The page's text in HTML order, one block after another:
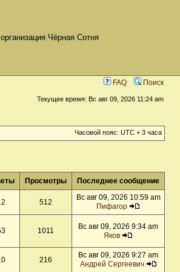
Чёрная Сотня
FAQ Поиск
Текущее время: Вс авг 09, 2026 11:24 am
Часовой пояс: UTC + 3 часа
Просмотры Последнее сообщение
512
Вс авг 09, 2026 10:59 am
Пифагор
1011
Вс авг 09, 2026 9:34 am
Яков
216
Вс авг 09, 2026 9:27 am
Андрей Сергеевич